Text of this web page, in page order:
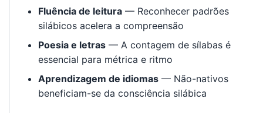
Fluência de leitura — Reconhecer padrões
silábicos acelera a compreensão
Poesia e letras — A contagem de sílabas é
essencial para métrica e ritmo
Aprendizagem de idiomas — Não-nativos
beneficiam-se da consciência silábica